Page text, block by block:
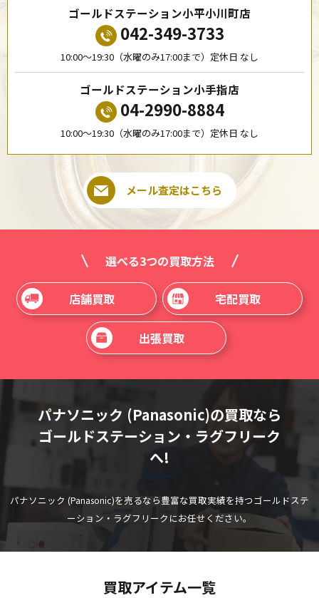
ゴールドステーション小平小川町店
042-349-3733
10:00〜19:30（水曜のみ17:00まで）定休日 なし
ゴールドステーション小手指店
04-2990-8884
10:00〜19:30（水曜のみ17:00まで）定休日 なし
メール査定はこちら
選べる3つの買取方法
店舗買取 宅配買取
出張買取
パナソニック (Panasonic)の買取なら
ゴールドステーション・ラグフリーク
へ!
パナソニック (Panasonic)を売るなら豊富な買取実績を持つゴールドステ
ーション・ラグフリークにお任せください。
買取アイテム一覧